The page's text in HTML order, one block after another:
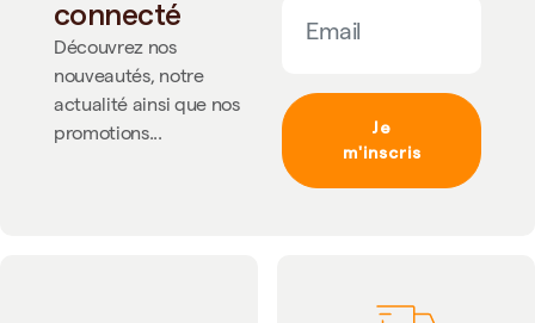
connecté
Découvrez nos
nouveautés, notre
actualité ainsi que nos
promotions...
Je
m'inscris